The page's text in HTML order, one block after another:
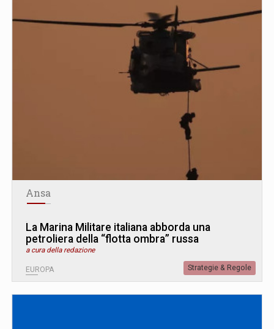
Ansa
La Marina Militare italiana abborda una
petroliera della “flotta ombra” russa
a cura della redazione
EUROPA Strategie & Regole